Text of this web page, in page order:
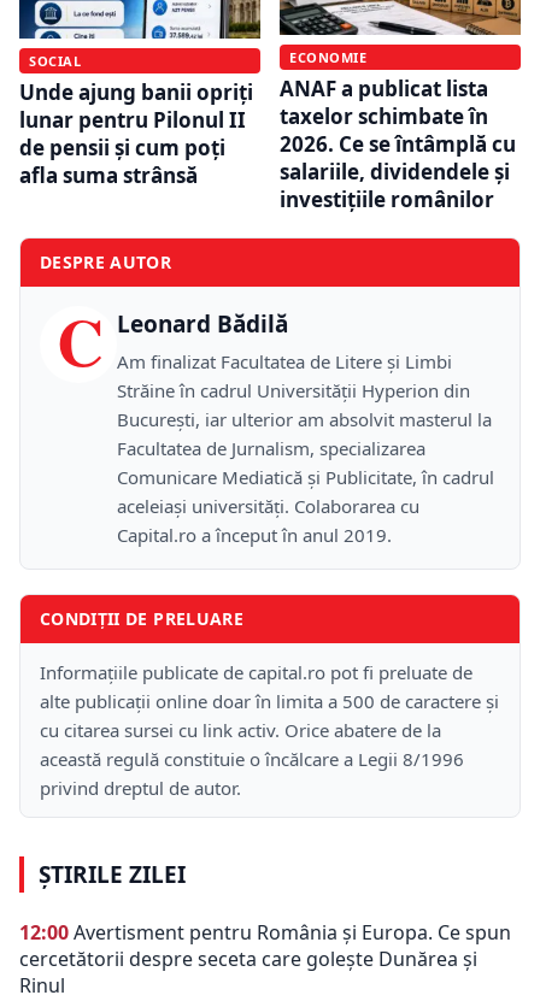
SOCIAL
Unde ajung banii opriți
lunar pentru Pilonul II
de pensii și cum poți
afla suma strânsă
ECONOMIE
ANAF a publicat lista
taxelor schimbate în
2026. Ce se întâmplă cu
salariile, dividendele și
investițiile românilor
DESPRE AUTOR
C Leonard Bădilă
Am finalizat Facultatea de Litere și Limbi
Străine în cadrul Universității Hyperion din
București, iar ulterior am absolvit masterul la
Facultatea de Jurnalism, specializarea
Comunicare Mediatică și Publicitate, în cadrul
aceleiași universități. Colaborarea cu
Capital.ro a început în anul 2019.
CONDIȚII DE PRELUARE
Informațiile publicate de capital.ro pot fi preluate de
alte publicații online doar în limita a 500 de caractere și
cu citarea sursei cu link activ. Orice abatere de la
această regulă constituie o încălcare a Legii 8/1996
privind dreptul de autor.
ȘTIRILE ZILEI
12:00Avertisment pentru România și Europa. Ce spun
cercetătorii despre seceta care golește Dunărea și
Rinul